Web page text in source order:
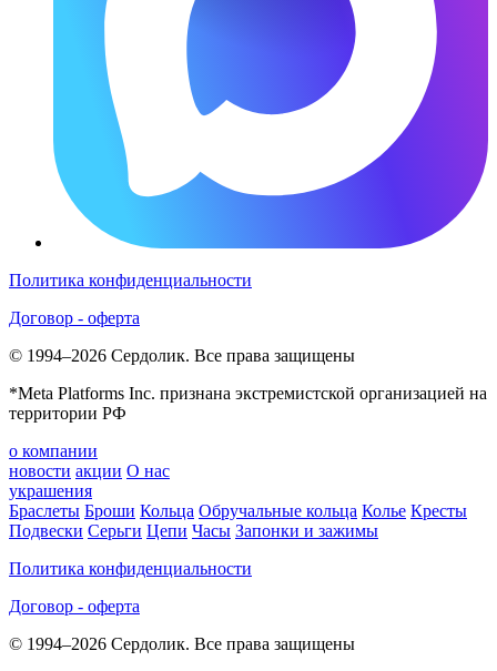
Политика конфиденциальности
Договор - оферта
© 1994–2026 Сердолик. Все права защищены
*Meta Platforms Inc. признана экстремистской организацией на
территории РФ
о компании
новости акции О нас
украшения
Браслеты Броши Кольца Обручальные кольца Колье Кресты
Подвески Серьги Цепи Часы Запонки и зажимы
Политика конфиденциальности
Договор - оферта
© 1994–2026 Сердолик. Все права защищены